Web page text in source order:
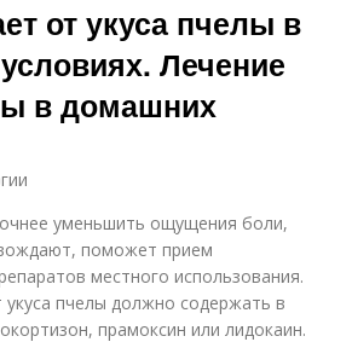
от укуса пчелы в
Лечение
в домашних
уменьшить ощущения боли,
поможет прием
местного использования.
укуса пчелы должно содержать в
прамоксин или лидокаин.